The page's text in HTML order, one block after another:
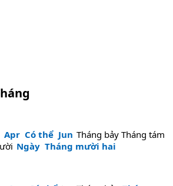
Apr Có thể Jun Tháng bảy Tháng tám
Ngày Tháng mười hai